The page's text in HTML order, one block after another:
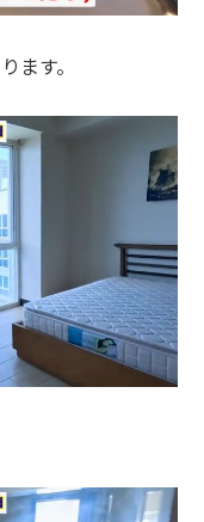
ます。